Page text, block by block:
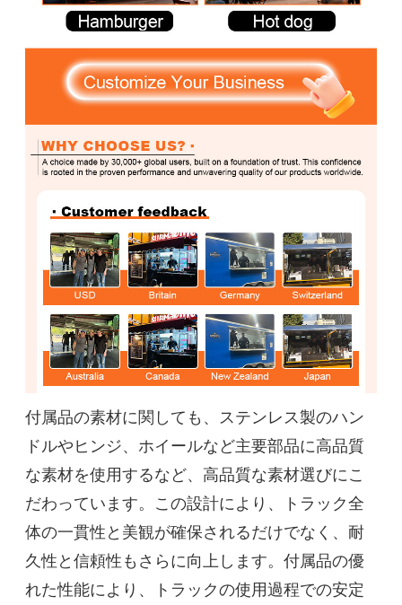
付属品の素材に関しても、ステンレス製のハン
ドルやヒンジ、ホイールなど主要部品に高品質
な素材を使用するなど、高品質な素材選びにこ
だわっています。この設計により、トラック全
体の一貫性と美観が確保されるだけでなく、耐
久性と信頼性もさらに向上します。付属品の優
れた性能により、トラックの使用過程での安定